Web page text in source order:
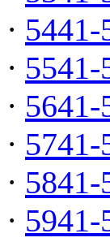
· 5441-
· 5541-
· 5641-
· 5741-
· 5841-
· 5941-